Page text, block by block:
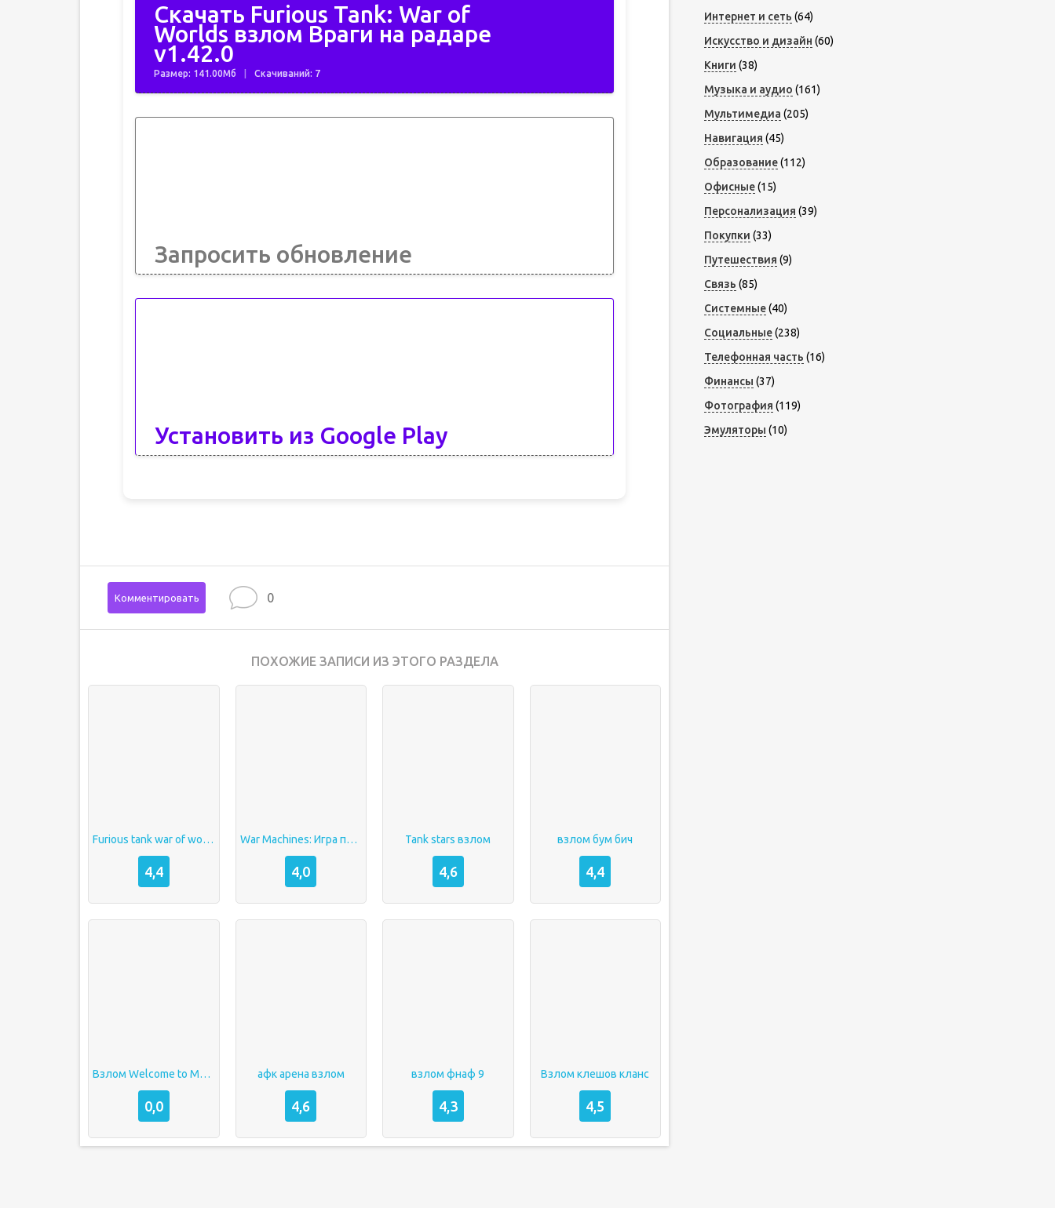
Скачать Furious Tank: War of
Worlds взлом Враги на радаре
v1.42.0
Размер: 141.00Мб Скачиваний: 7
Запросить обновление
Установить из Google Play
Комментировать 0
ПОХОЖИЕ ЗАПИСИ ИЗ ЭТОГО РАЗДЕЛА
Furious tank war of worlds мод много денег
4,4
War Machines: Игра про танки взлом Враги на радаре
4,0
Tank stars взлом
4,6
взлом бум бич
4,4
Взлом Welcome to My Cave
0,0
афк арена взлом
4,6
взлом фнаф 9
4,3
Взлом клешов кланс
4,5
Интернет и сеть (64)
Искусство и дизайн (60)
Книги (38)
Музыка и аудио (161)
Мультимедиа (205)
Навигация (45)
Образование(112)
Офисные(15)
Персонализация (39)
Покупки (33)
Путешествия (9)
Связь (85)
Системные(40)
Социальные(238)
Телефонная часть (16)
Финансы (37)
Фотография (119)
Эмуляторы (10)